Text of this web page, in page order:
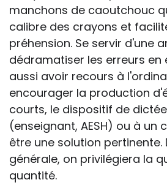
manchons de caoutchouc
calibre des crayons et
préhension. Se servir d'une
dédramatiser les erreurs en
aussi avoir recours à
encourager la production
courts, le dispositif de
(enseignant, AESH) ou à un
être une solution pertinente.
générale, on privilégiera la
quantité.